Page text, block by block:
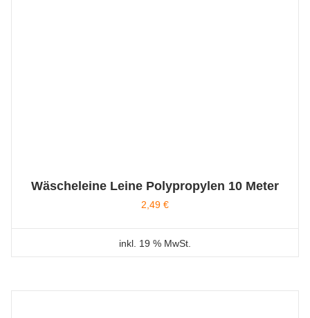
Wäscheleine Leine Polypropylen 10 Meter
2,49 €
inkl. 19 % MwSt.